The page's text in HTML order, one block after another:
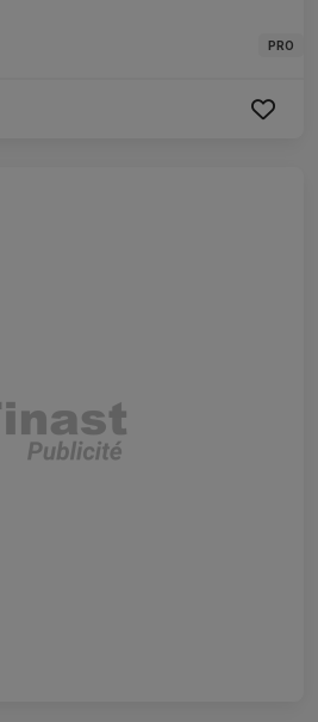
PRO